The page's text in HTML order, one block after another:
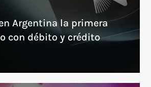
Argentina la primera
con débito y crédito